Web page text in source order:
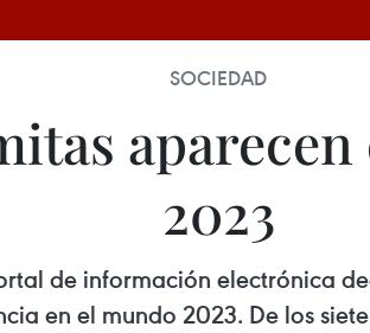
SOCIEDAD
2023
de información electrónica
en el mundo 2023. De los